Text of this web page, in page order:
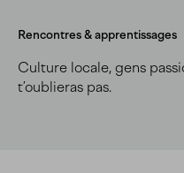
Rencontres & apprentissages
Culture locale, gens
t’oublieras pas.